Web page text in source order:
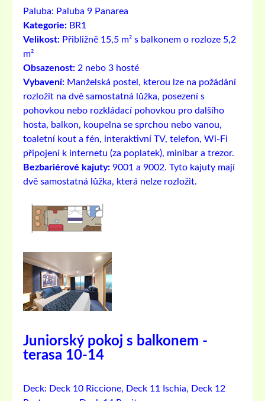
Paluba: Paluba 9 Panarea
Kategorie: BR1
Velikost: Přibližně 15,5 m² s balkonem o rozloze 5,2
m²
Obsazenost: 2 nebo 3 hosté
Vybavení: Manželská postel, kterou lze na požádání
rozložit na dvě samostatná lůžka, posezení s
pohovkou nebo rozkládací pohovkou pro dalšího
hosta, balkon, koupelna se sprchou nebo vanou,
toaletní kout a fén, interaktivní TV, telefon, Wi-Fi
připojení k internetu (za poplatek), minibar a trezor.
Bezbariérové ​​kajuty: 9001 a 9002. Tyto kajuty mají
dvě samostatná lůžka, která nelze rozložit.
Juniorský pokoj s balkonem -
terasa 10-14
Deck: Deck 10 Riccione, Deck 11 Ischia, Deck 12